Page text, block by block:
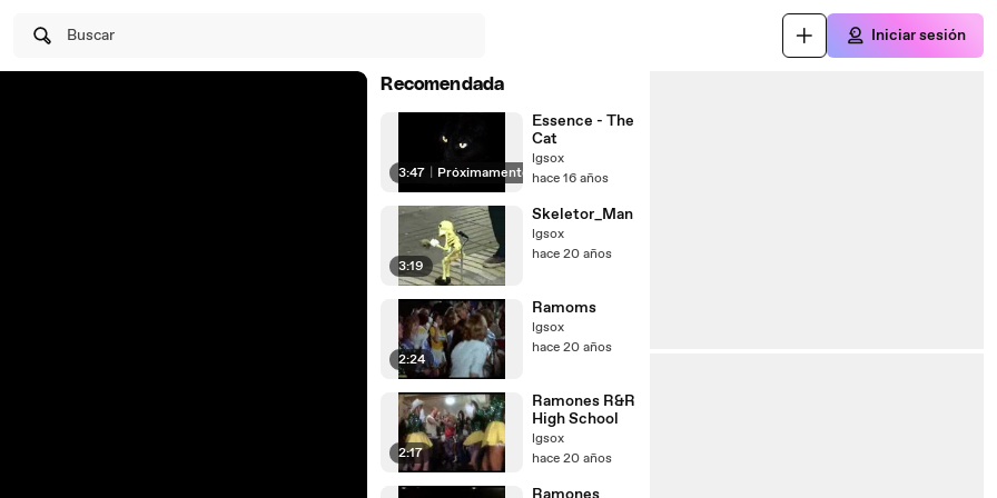
Buscar Iniciar sesión
Recomendada
3:47 Próximamente
Essence - The
Cat
lgsox
hace 16 años
3:19
Skeletor_Man
lgsox
hace 20 años
2:24
Ramoms
lgsox
hace 20 años
2:17
Ramones R&R
High School
lgsox
hace 20 años